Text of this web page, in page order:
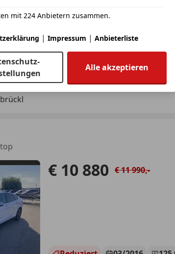
MÖGLICH!
€ 10 880 € 11 990,-
mit 224 Anbietern zusammen.
| Impressum | Anbieterliste
Alle akzeptieren